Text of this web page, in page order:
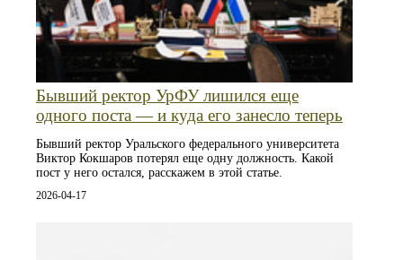
Бывший ректор УрФУ лишился еще
одного поста — и куда его занесло теперь
Бывший ректор Уральского федерального университета
Виктор Кокшаров потерял еще одну должность. Какой
пост у него остался, расскажем в этой статье.
2026-04-17